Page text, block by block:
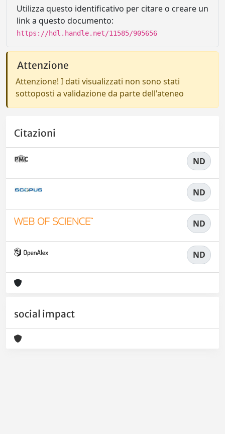
Utilizza questo identificativo per citare o creare un
link a questo documento:
https://hdl.handle.net/11585/905656
Attenzione
Attenzione! I dati visualizzati non sono stati
sottoposti a validazione da parte dell'ateneo
Citazioni
ND
ND
ND
ND
social impact